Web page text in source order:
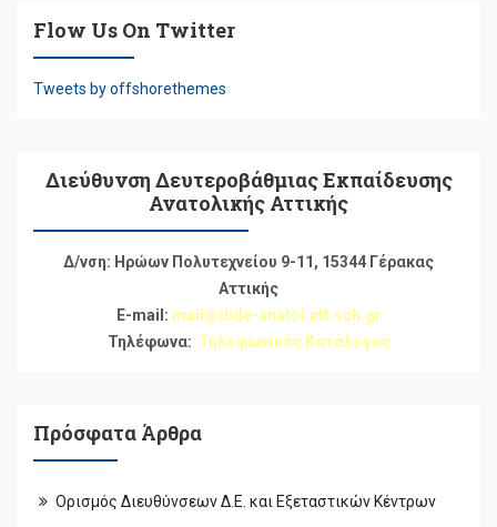
Flow Us On Twitter
Tweets by offshorethemes
Διεύθυνση Δευτεροβάθμιας Εκπαίδευσης
Ανατολικής Αττικής
Δ/νση: Ηρώων Πολυτεχνείου 9-11, 15344 Γέρακας
Αττικής
E-mail: mail@dide-anatol.att.sch.gr
Τηλέφωνα: Τηλεφωνικός Κατάλογος
Πρόσφατα Άρθρα
Ορισμός Διευθύνσεων Δ.Ε. και Εξεταστικών Κέντρων